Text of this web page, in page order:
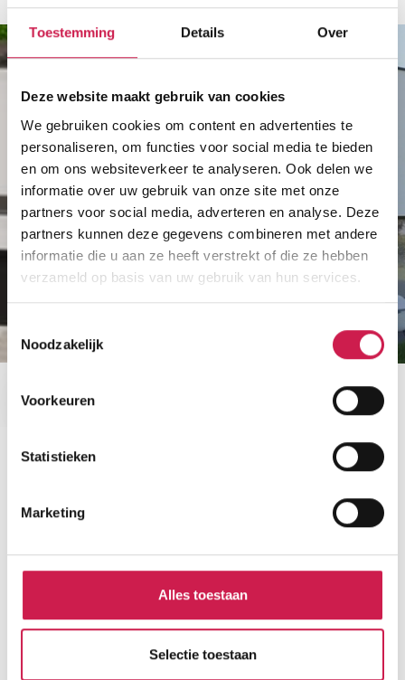
Toestemming Details Over
Deze website maakt gebruik van cookies
We gebruiken cookies om content en advertenties te
personaliseren, om functies voor social media te bieden
en om ons websiteverkeer te analyseren. Ook delen we
informatie over uw gebruik van onze site met onze
partners voor social media, adverteren en analyse. Deze
partners kunnen deze gegevens combineren met andere
informatie die u aan ze heeft verstrekt of die ze hebben
verzameld op basis van uw gebruik van hun services.
Toestemmingsselectie
Noodzakelijk
Voorkeuren
Statistieken
Marketing
Alles toestaan
Selectie toestaan
Benieuwd naar de waarde van je
Maak dan een afspraak voor een gratis
waardebepaling zonder verplichtingen.
Afspraak maken Contact opnemen